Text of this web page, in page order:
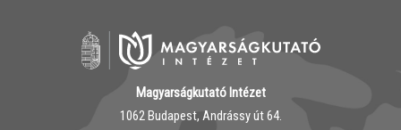
Magyarságkutató Intézet
1062 Budapest, Andrássy út 64.